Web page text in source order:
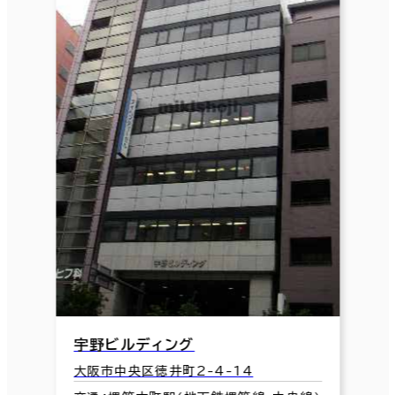
宇野ビルディング
大阪市中央区徳井町2-4-14